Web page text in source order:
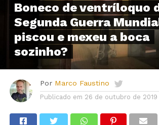
Boneco de ventríloquo
Segunda Guerra
piscou e mexeu a boca
sozinho?
Por Marco Faustino
Publicado em 26 de outubro de 2019